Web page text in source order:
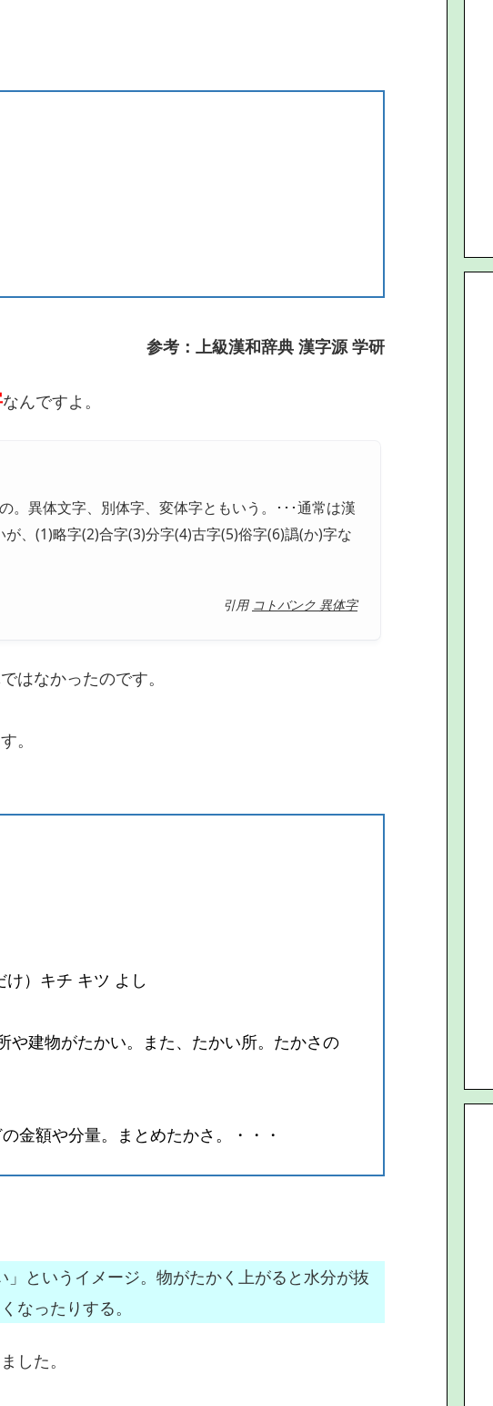
参考：上級漢和辞典 漢字源 学研
なんですよ。
。異体文字、別体字、変体字ともいう。･･･通常は漢
、(1)略字(2)合字(3)分字(4)古字(5)俗字(6)譌(か)字な
引用 コトバンク 異体字
はなかったのです。
。
）キチ キツ よし
建物がたかい。また、たかい所。たかさの
金額や分量。まとめたかさ。・・・
というイメージ。物がたかく上がると水分が抜
なったりする。
した。